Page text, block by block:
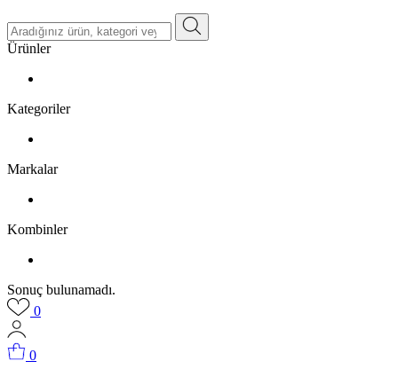
Ürünler
Kategoriler
Markalar
Kombinler
Sonuç bulunamadı.
0
0